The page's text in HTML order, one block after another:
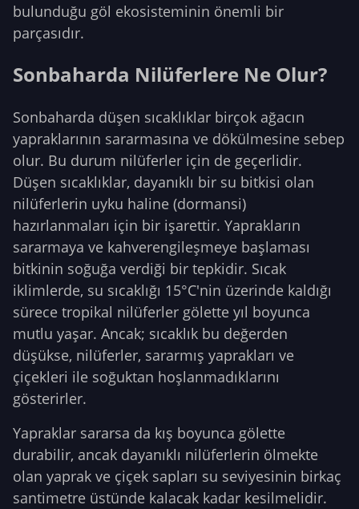
bulunduğu göl ekosisteminin önemli bir
parçasıdır.
Sonbaharda Nilüferlere Ne Olur?
Sonbaharda düşen sıcaklıklar birçok ağacın
yapraklarının sararmasına ve dökülmesine sebep
olur. Bu durum nilüferler için de geçerlidir.
Düşen sıcaklıklar, dayanıklı bir su bitkisi olan
nilüferlerin uyku haline (dormansi)
hazırlanmaları için bir işarettir. Yaprakların
sararmaya ve kahverengileşmeye başlaması
bitkinin soğuğa verdiği bir tepkidir. Sıcak
iklimlerde, su sıcaklığı 15°C'nin üzerinde kaldığı
sürece tropikal nilüferler gölette yıl boyunca
mutlu yaşar. Ancak; sıcaklık bu değerden
düşükse, nilüferler, sararmış yaprakları ve
çiçekleri ile soğuktan hoşlanmadıklarını
gösterirler.
Yapraklar sararsa da kış boyunca gölette
durabilir, ancak dayanıklı nilüferlerin ölmekte
olan yaprak ve çiçek sapları su seviyesinin birkaç
santimetre üstünde kalacak kadar kesilmelidir.